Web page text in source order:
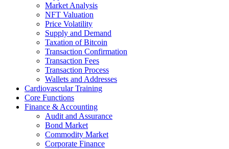
Market Analysis
NFT Valuation
Price Volatility
Supply and Demand
Taxation of Bitcoin
Transaction Confirmation
Transaction Fees
Transaction Process
Wallets and Addresses
Cardiovascular Training
Core Functions
Finance & Accounting
Audit and Assurance
Bond Market
Commodity Market
Corporate Finance